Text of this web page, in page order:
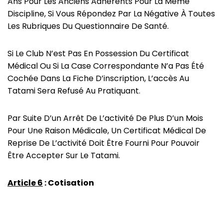
Discipline, Si Vous Répondez Par La Négative À Toutes
Les Rubriques Du Questionnaire De Santé.
Si Le Club N’est Pas En Possession Du Certificat
Médical Ou Si La Case Correspondante N’a Pas Été
Cochée Dans La Fiche D’inscription, L’accès Au
Tatami Sera Refusé Au Pratiquant.
Par Suite D’un Arrêt De L’activité De Plus D’un Mois
Pour Une Raison Médicale, Un Certificat Médical De
Reprise De L’activité Doit Être Fourni Pour Pouvoir
Être Accepter Sur Le Tatami.
Article 6 : Cotisation